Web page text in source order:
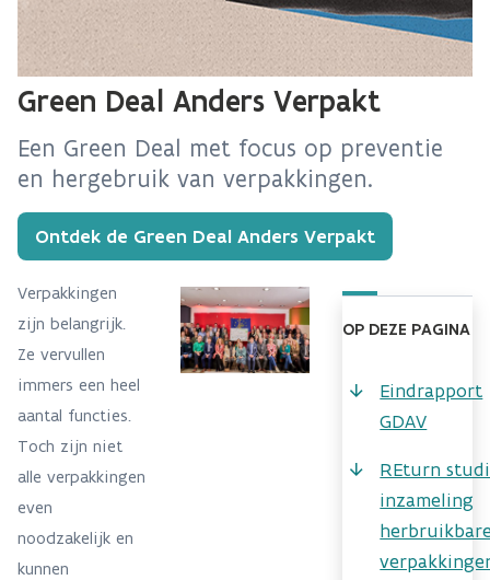
Green Deal Anders Verpakt
Een Green Deal met focus op preventie
en hergebruik van verpakkingen.
Ontdek de Green Deal Anders Verpakt
Verpakkingen
zijn belangrijk.
Ze vervullen
immers een heel
aantal functies.
Toch zijn niet
alle verpakkingen
even
noodzakelijk en
kunnen
OP DEZE PAGINA
Eindrapport
GDAV
REturn
inzameling